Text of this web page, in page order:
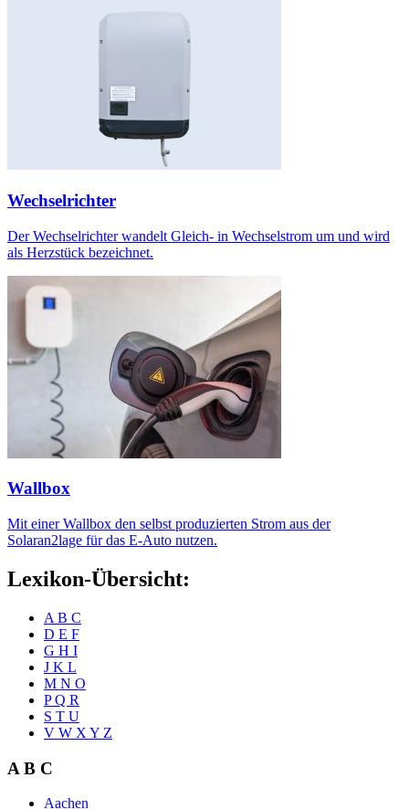
Wechselrichter
Der Wechselrichter wandelt Gleich- in Wechselstrom um und wird
als Herzstück bezeichnet.
Wallbox
Mit einer Wallbox den selbst produzierten Strom aus der
Solaran2lage für das E-Auto nutzen.
Lexikon-Übersicht:
A B C
D E F
G H I
J K L
M N O
P Q R
S T U
V W X Y Z
A B C
Aachen